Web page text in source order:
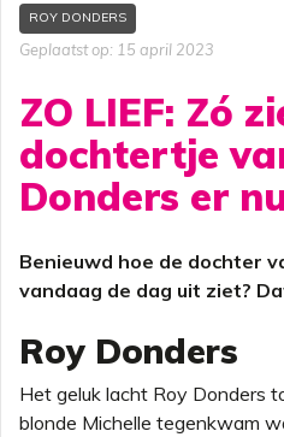
ROY DONDERS
Geplaatst op: 15 april 2023
ZO LIEF: Zó
dochtertje
Donders er
Benieuwd hoe de dochter
vandaag de dag uit ziet?
Roy Donders
Het geluk lacht Roy Donders
blonde Michelle tegenkwam